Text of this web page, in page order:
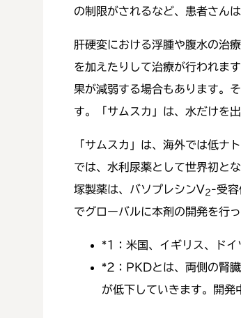
の制限がされるなど、患者さん
肝硬変における浮腫や腹水の治
を加えたりして治療が行われま
果が減弱する場合もあります。
す。「サムスカ」は、水だけを
「サムスカ」は、海外では低
では、水利尿薬として世界初と
塚製薬は、バソプレシンV2-受容
でグローバルに本剤の開発を行っ
*1： 米国、イギリス、ド
*2：
PKDとは、両側の腎
が低下していきます。開